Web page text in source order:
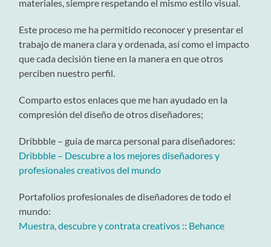
materiales, siempre respetando el mismo estilo visual.
Este proceso me ha permitido reconocer y presentar el
trabajo de manera clara y ordenada, así como el impacto
que cada decisión tiene en la manera en que otros
perciben nuestro perfil.
Comparto estos enlaces que me han ayudado en la
compresión del diseño de otros diseñadores;
Dribbble – guía de marca personal para diseñadores:
Dribbble – Descubre a los mejores diseñadores y
profesionales creativos del mundo
Portafolios profesionales de diseñadores de todo el
mundo:
Muestra, descubre y contrata creativos :: Behance